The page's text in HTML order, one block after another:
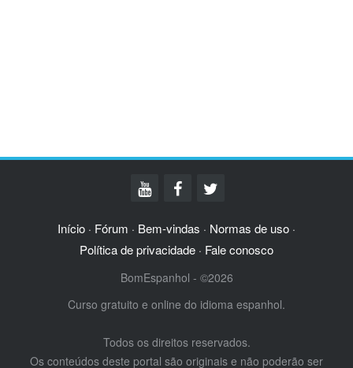
Início · Fórum · Bem-vindas · Normas de uso ·
Política de privacidade · Fale conosco
BomEspanhol - ©2026
Curso gratuito e online do idioma espanhol.
Todos os direitos reservados.
Os conteúdos deste portal são originais e não poderão ser